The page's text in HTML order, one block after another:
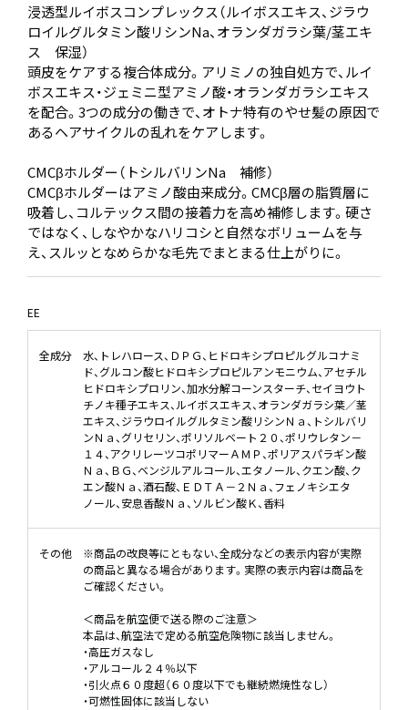
浸透型ルイボスコンプレックス（ルイボスエキス、ジラウ
ロイルグルタミン酸リシンNa、オランダガラシ葉/茎エキ
ス 保湿）
頭皮をケアする複合体成分。アリミノの独自処方で、ルイ
ボスエキス・ジェミニ型アミノ酸・オランダガラシエキス
を配合。3つの成分の働きで、オトナ特有のやせ髪の原因で
あるヘアサイクルの乱れをケアします。
CMCβホルダー（トシルバリンNa 補修）
CMCβホルダーはアミノ酸由来成分。CMCβ層の脂質層に
吸着し、コルテックス間の接着力を高め補修します。硬さ
ではなく、しなやかなハリコシと自然なボリュームを与
え、スルッとなめらかな毛先でまとまる仕上がりに。
EE
全成分
水、トレハロース、ＤＰＧ、ヒドロキシプロピルグルコナミ
ド、グルコン酸ヒドロキシプロピルアンモニウム、アセチル
ヒドロキシプロリン、加水分解コーンスターチ、セイヨウト
チノキ種子エキス、ルイボスエキス、オランダガラシ葉／茎
エキス、ジラウロイルグルタミン酸リシンＮａ、トシルバリ
ンＮａ、グリセリン、ポリソルベート２０、ポリウレタン－
１４、アクリレーツコポリマーＡＭＰ、ポリアスパラギン酸
Ｎａ、ＢＧ、ベンジルアルコール、エタノール、クエン酸、ク
エン酸Ｎａ、酒石酸、ＥＤＴＡ－２Ｎａ、フェノキシエタ
ノール、安息香酸Ｎａ、ソルビン酸Ｋ、香料
その他
※商品の改良等にともない、全成分などの表示内容が実際
の商品と異なる場合があります。実際の表示内容は商品を
ご確認ください。
＜商品を航空便で送る際のご注意＞
本品は、航空法で定める航空危険物に該当しません。
・高圧ガスなし
・アルコール２４％以下
・引火点６０度超（６０度以下でも継続燃焼性なし）
・可燃性固体に該当しない